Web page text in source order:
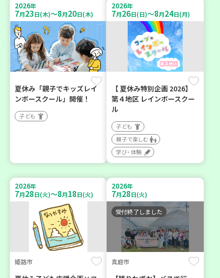
2026年
7月23日(木)～8月20日(木)
夏休み「親子でキッズレイ
ンボースクール」開催！
子ども
2026年
7月26日(日)～8月24日(月)
【 夏休み特別企画 2026】
第４地区 レインボースクー
ル
子ども
親子で楽しむ
学び・体験
2026年
7月28日(火)～8月18日(火)
姫路市
2026年
7月28日(火)
受付終了しました
真庭市